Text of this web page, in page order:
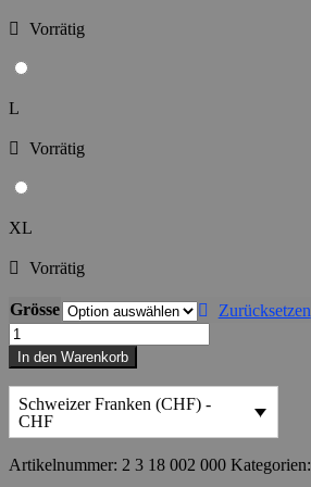
Vorrätig
L
Vorrätig
XL
Vorrätig
Grösse
Zurücksetzen
Shirt
Burning
Fuses
Breathe
Menge
In den Warenkorb
Schweizer Franken (CHF) -
CHF
Artikelnummer: 2 3 18 002 000 Kategorien: